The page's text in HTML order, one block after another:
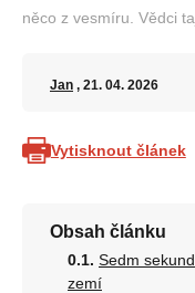
něco z vesmíru. Vědci
Jan , 21. 04. 2026
Vytisknout článek
Obsah článku
Sedm
zemí